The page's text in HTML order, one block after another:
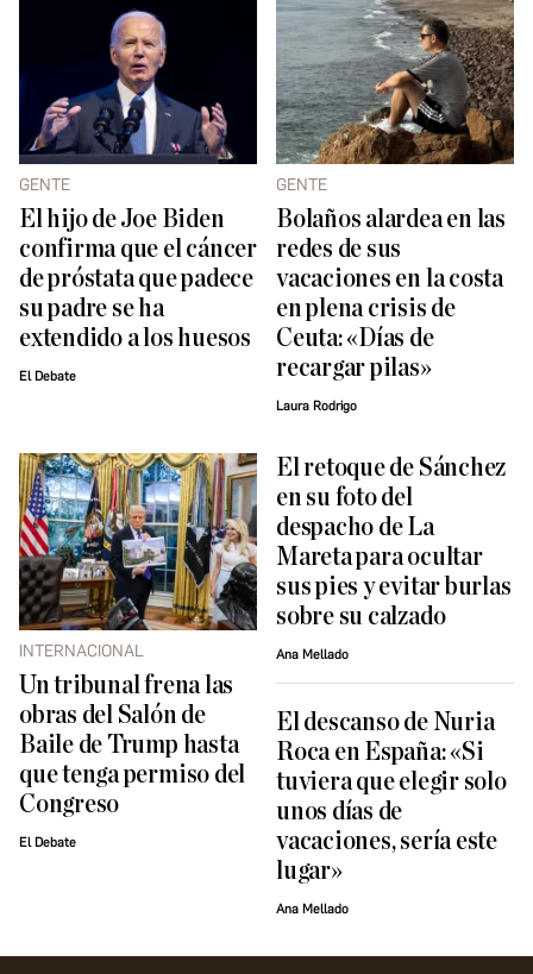
GENTE
El hijo de Joe Biden
confirma que el cáncer
de próstata que padece
su padre se ha
extendido a los huesos
El Debate
GENTE
Bolaños alardea en las
redes de sus
vacaciones en la costa
en plena crisis de
Ceuta: «Días de
recargar pilas»
Laura Rodrigo
INTERNACIONAL
Un tribunal frena las
obras del Salón de
Baile de Trump hasta
que tenga permiso del
Congreso
El Debate
El retoque de Sánchez
en su foto del
despacho de La
Mareta para ocultar
sus pies y evitar burlas
sobre su calzado
Ana Mellado
El descanso de Nuria
Roca en España: «Si
tuviera que elegir solo
unos días de
vacaciones, sería este
lugar»
Ana Mellado